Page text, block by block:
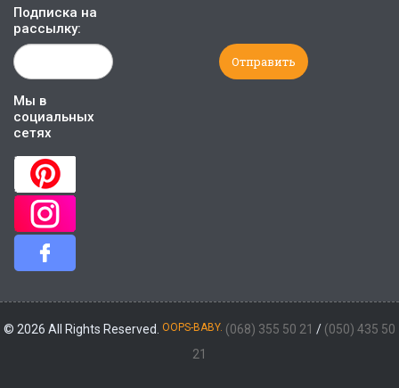
Подписка на
рассылку:
Мы в
социальных
сетях
© 2026 All Rights Reserved. OOPS-BABY. (068) 355 50 21 / (050) 435 50
21